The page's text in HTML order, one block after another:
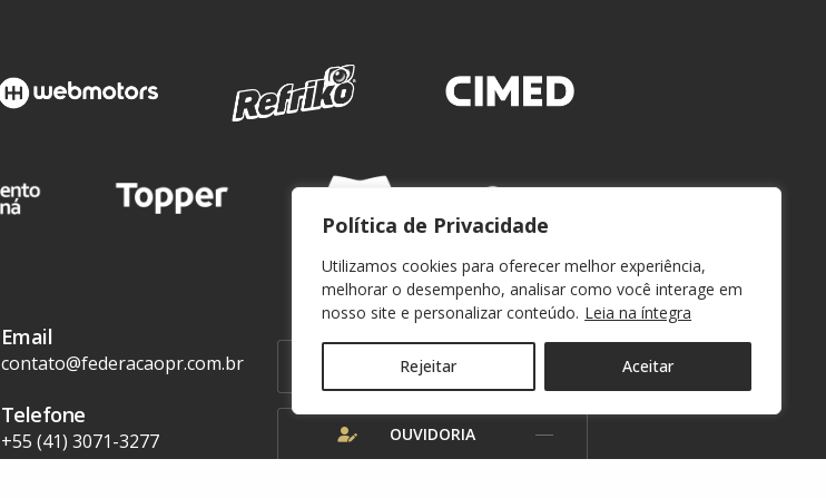
Política de Privacidade
Utilizamos cookies para oferecer melhor experiência,
melhorar o desempenho, analisar como você interage em
nosso site e personalizar conteúdo. Leia na íntegra
Rejeitar Aceitar
Email
contato@federacaopr.com.br
Telefone
+55 (41) 3071-3277
WEBMAIL
OUVIDORIA